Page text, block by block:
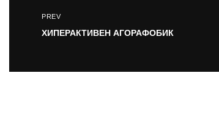
PREV
ХИПЕРАКТИВЕН АГОРАФОБИК